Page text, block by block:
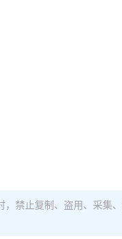
禁止复制、盗用、采集